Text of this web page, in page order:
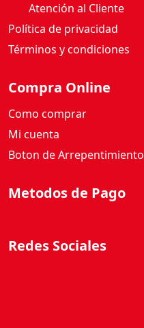
Atención al Cliente
Política de privacidad
Términos y condiciones
Compra Online
Como comprar
Mi cuenta
Boton de Arrepentimiento
Metodos de Pago
Redes Sociales